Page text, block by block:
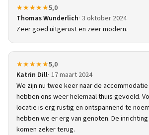
★★★★★5,0
Thomas Wunderlich 3 oktober 2024
Zeer goed uitgerust en zeer modern.
★★★★★5,0
Katrin Dill 17 maart 2024
We zijn nu twee keer naar de
hebben ons weer helemaal thuis gevoeld.
locatie is erg rustig en ontspannend te
hebben we er erg van genoten. De
komen zeker terug.